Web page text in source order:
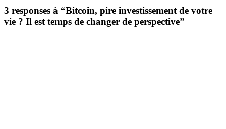
3 responses à “Bitcoin, pire investissement de votre
vie ? Il est temps de changer de perspective”